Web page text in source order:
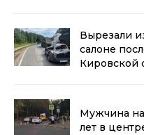
Вырезали
салоне
Кировской
Мужчина
лет в